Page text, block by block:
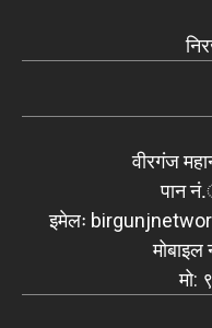
वीरगंज
पान
इमेलः
मो: